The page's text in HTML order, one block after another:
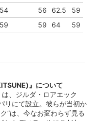
54 56 62.5
59
59 59 64 59
』について
、ジルダ・ロアエック
リにて設立。彼らが当初か
”は、今なお変わらず見る